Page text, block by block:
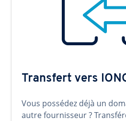
Transfert vers
Vous possédez déjà un
autre fournisseur ?